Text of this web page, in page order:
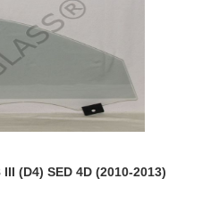
(D4) SED 4D (2010-2013)